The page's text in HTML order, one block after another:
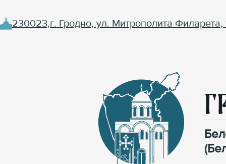
230023,г. Гродно, ул. Митрополита Филарета,